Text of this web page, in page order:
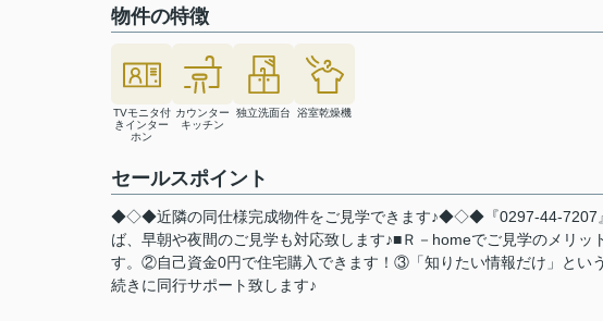
物件の特徴
TVモニタ付
きインター
ホン
カウンター
キッチン
独立洗面台 浴室乾燥機
セールスポイント
◆◇◆近隣の同仕様完成物件をご見学できます♪◆◇◆『0297-44-7207
ば、早朝や夜間のご見学も対応致します♪■Ｒ－homeでご見学のメリ
す。②自己資金0円で住宅購入できます！③「知りたい情報だけ」とい
続きに同行サポート致します♪